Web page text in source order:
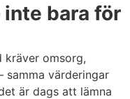
inte bara för
kräver omsorg,
samma värderingar
är dags att lämna